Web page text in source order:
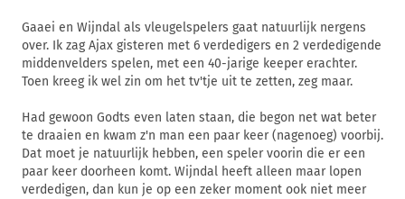
Gaaei en Wijndal als vleugelspelers gaat natuurlijk nergens
over. Ik zag Ajax gisteren met 6 verdedigers en 2 verdedigende
middenvelders spelen, met een 40-jarige keeper erachter.
Toen kreeg ik wel zin om het tv'tje uit te zetten, zeg maar.
Had gewoon Godts even laten staan, die begon net wat beter
te draaien en kwam z'n man een paar keer (nagenoeg) voorbij.
Dat moet je natuurlijk hebben, een speler voorin die er een
paar keer doorheen komt. Wijndal heeft alleen maar lopen
verdedigen, dan kun je op een zeker moment ook niet meer